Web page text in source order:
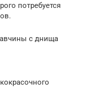
потребуется
с днища